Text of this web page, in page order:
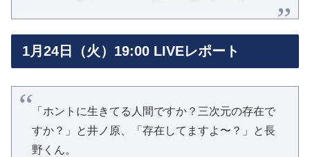
1月24日（火）19:00 LIVEレポート
「ホントに生きてる人間ですか？三次元の存在で
すか？」と井ノ原、「存在してますよ〜？」と長
野くん。